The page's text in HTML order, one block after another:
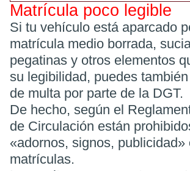
Matrícula poco legible
Si tu vehículo está aparcado
matrícula medio borrada,
pegatinas y otros elementos
su legibilidad, puedes
de multa por parte de la DGT.
De hecho, según el
de Circulación están
«adornos, signos, publicidad»
matrículas.